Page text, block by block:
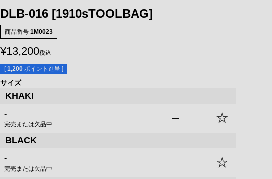
DLB-016 [1910sTOOLBAG]
商品番号 1M0023
¥13,200税込
[ 1,200 ポイント進呈 ]
サイズ
KHAKI
-
完売または欠品中
—
BLACK
-
完売または欠品中
—